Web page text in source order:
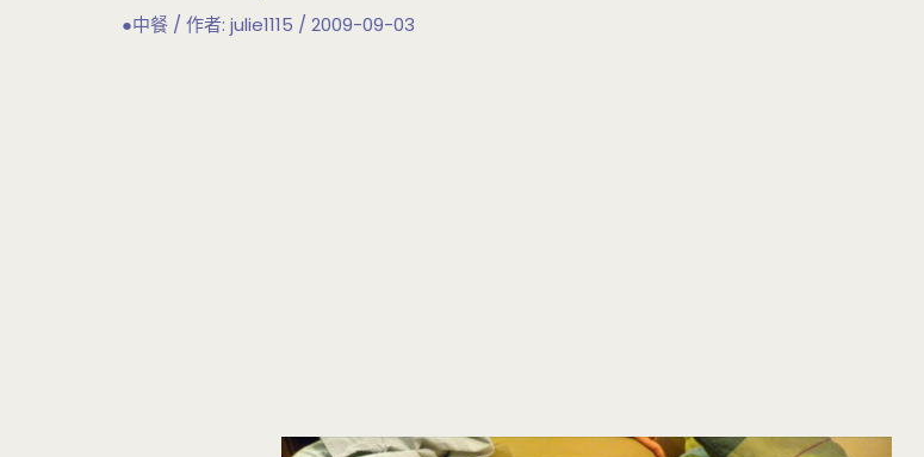
●中餐 / 作者: julie1115 / 2009-09-03